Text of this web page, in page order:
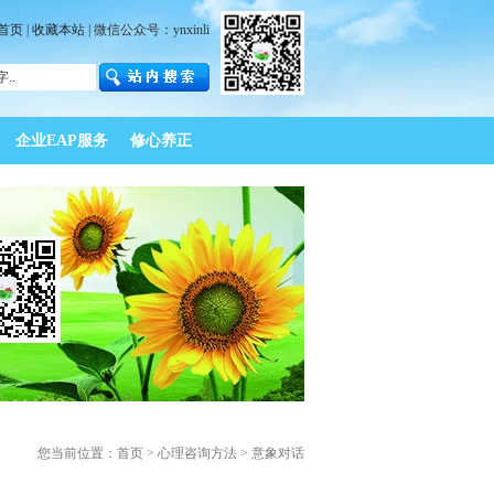
页 收藏本站 | 微信公众号：ynxinli
企业EAP服务 修心养正
您当前位置： 首页 > 心理咨询方法 > 意象对话